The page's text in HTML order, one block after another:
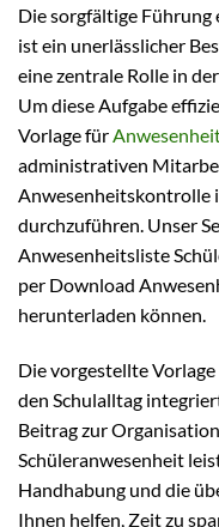
Die sorgfältige
ist ein unerlässlicher
eine zentrale Rolle in
Um diese Aufgabe
Vorlage für
administrativen
Anwesenheitskontrolle
durchzuführen. Unser
Anwesenheitsliste
per Download
herunterladen können.
Die vorgestellte
den Schulalltag
Beitrag zur
Schüleranwesenheit
Handhabung und die
Ihnen helfen, Zeit zu